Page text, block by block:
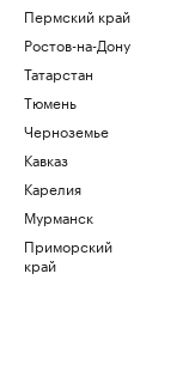
Пермский край
Ростов-на-Дону
Татарстан
Тюмень
Черноземье
Кавказ
Карелия
Мурманск
Приморский
край